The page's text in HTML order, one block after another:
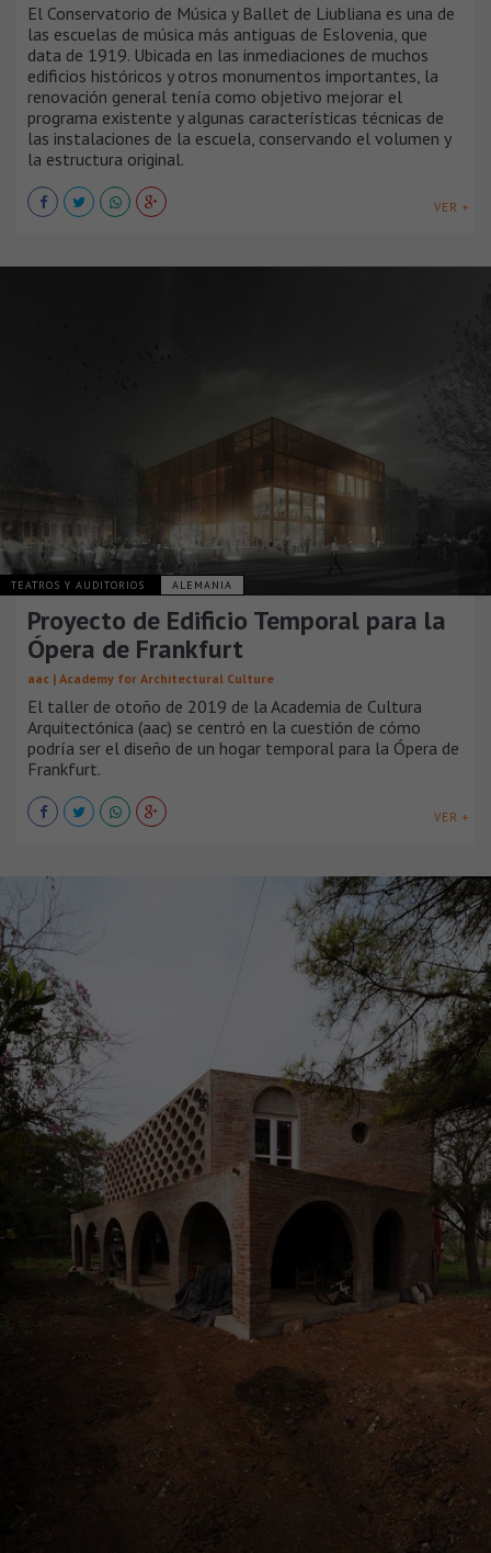
El Conservatorio de Música y Ballet de Liubliana es una de
las escuelas de música más antiguas de Eslovenia, que
data de 1919. Ubicada en las inmediaciones de muchos
edificios históricos y otros monumentos importantes, la
renovación general tenía como objetivo mejorar el
programa existente y algunas características técnicas de
las instalaciones de la escuela, conservando el volumen y
la estructura original.
VER +
TEATROS Y AUDITORIOS ALEMANIA
Proyecto de Edificio Temporal para la
Ópera de Frankfurt
aac | Academy for Architectural Culture
El taller de otoño de 2019 de la Academia de Cultura
Arquitectónica (aac) se centró en la cuestión de cómo
podría ser el diseño de un hogar temporal para la Ópera de
Frankfurt.
VER +